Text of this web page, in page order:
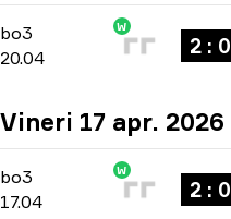
bo3 Main Stage-
20.04
W
2 : 0
Vineri 17 apr. 2026
bo3 Main Stage-
17.04
W
2 : 0